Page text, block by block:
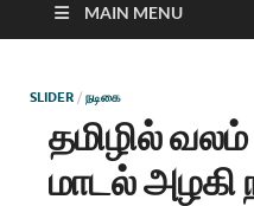
MAIN MENU
SLIDER / நடிகை
தமிழில் வலம்
மாடல்